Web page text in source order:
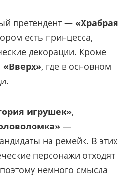
претендент — «Храбрая
есть принцесса,
декорации. Кроме
«Вверх», где в основном
игрушек»,
—
на ремейк. В этих
персонажи отходят
немного смысла